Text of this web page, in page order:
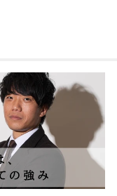
うに会話している川
あるのだそう。...